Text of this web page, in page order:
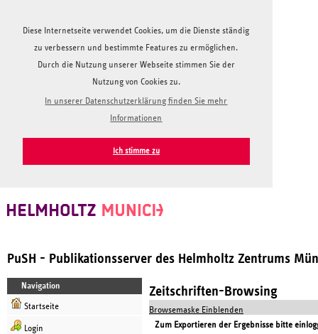
Diese Internetseite verwendet Cookies, um die Dienste ständig
zu verbessern und bestimmte Features zu ermöglichen.
Durch die Nutzung unserer Webseite stimmen Sie der
Nutzung von Cookies zu.
In unserer Datenschutzerklärung finden Sie mehr
Informationen
Ich stimme zu
PuSH - Publikationsserver des Helmholtz Zentrums
Navigation
Startseite
Login
Zeitschriften-Browsing
Browsemaske Einblenden
Zum Exportieren der Ergebnisse bitte